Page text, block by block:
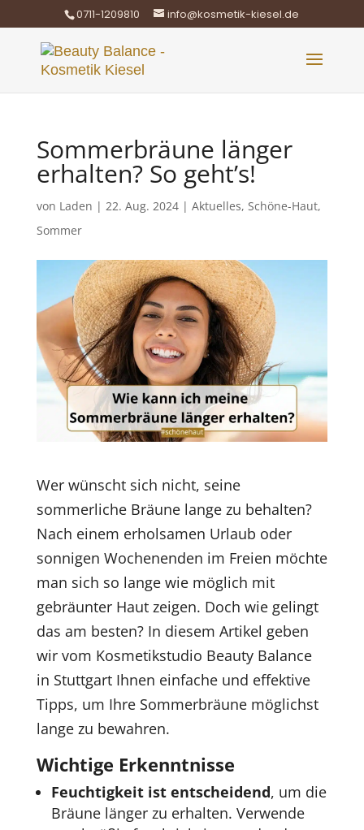
0711-1209810 info@kosmetik-kiesel.de
Sommerbräune länger
erhalten? So geht’s!
von Laden | 22. Aug. 2024| Aktuelles, Schöne-Haut,
Sommer
Wer wünscht sich nicht, seine
sommerliche Bräune lange zu behalten?
Nach einem erholsamen Urlaub oder
sonnigen Wochenenden im Freien möchte
man sich so lange wie möglich mit
gebräunter Haut zeigen. Doch wie gelingt
das am besten? In diesem Artikel geben
wir vom Kosmetikstudio Beauty Balance
in Stuttgart Ihnen einfache und effektive
Tipps, um Ihre Sommerbräune möglichst
lange zu bewahren.
Wichtige Erkenntnisse
Feuchtigkeit ist entscheidend, um die
Bräune länger zu erhalten. Verwende